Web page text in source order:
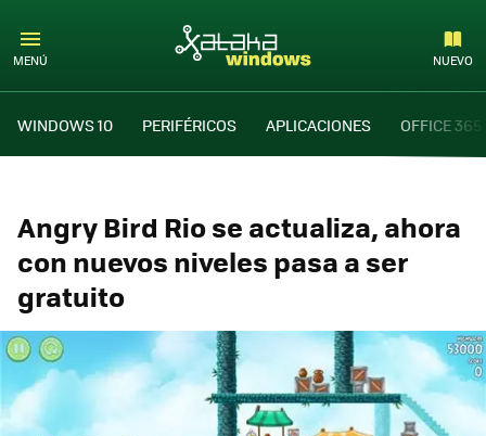
MENÚ NUEVO
WINDOWS 10 PERIFÉRICOS APLICACIONES OFFICE 365
Angry Bird Rio se actualiza, ahora
con nuevos niveles pasa a ser
gratuito